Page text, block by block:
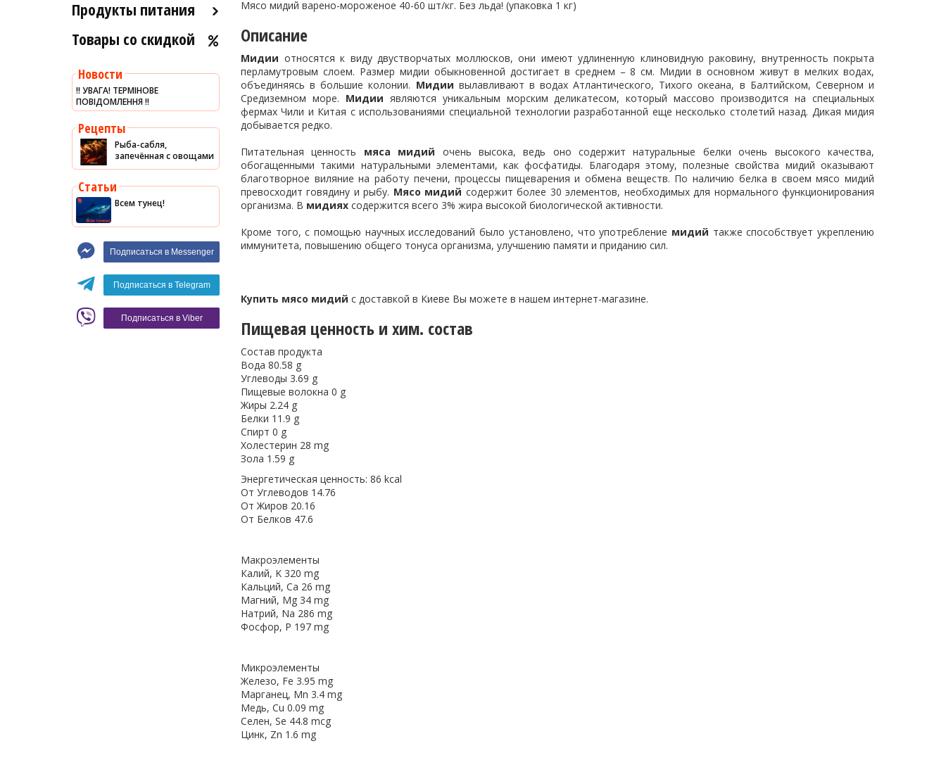
Продукты питания
Оливковое масло
Уксус
Сыры
Соусы
Сладости
Рис
Оливки
Мясные изделия
Вино
Белое вино
Красное вино
Кофе
Blaser
Товары со скидкой
Новости
‼️ УВАГА! ТЕРМІНОВЕ
ПОВІДОМЛЕННЯ ‼️
Рецепты
Рыба-сабля,
запечённая с овощами
Статьи
Всем тунец!
Подписаться в Messenger
Подписаться в Telegram
Подписаться в Viber
Мясо мидий варено-мороженое 40-60 шт/кг. Без льда! (упаковка 1 кг)
Описание
Мидии относятся к виду двустворчатых моллюсков, они имеют удлиненную клиновидную раковину, внутренность покрыта
перламутровым слоем. Размер мидии обыкновенной достигает в среднем – 8 см. Мидии в основном живут в мелких водах,
объединяясь в большие колонии. Мидии вылавливают в водах Атлантического, Тихого океана, в Балтийском, Северном и
Средиземном море. Мидии являются уникальным морским деликатесом, который массово производится на специальных
фермах Чили и Китая с использованиями специальной технологии разработанной еще несколько столетий назад. Дикая мидия
добывается редко.
Питательная ценность мяса мидий очень высока, ведь оно содержит натуральные белки очень высокого качества,
обогащенными такими натуральными элементами, как фосфатиды. Благодаря этому, полезные свойства мидий оказывают
благотворное виляние на работу печени, процессы пищеварения и обмена веществ. По наличию белка в своем мясо мидий
превосходит говядину и рыбу. Мясо мидий содержит более 30 элементов, необходимых для нормального функционирования
организма. В мидиях содержится всего 3% жира высокой биологической активности.
Кроме того, с помощью научных исследований было установлено, что употребление мидий также способствует укреплению
иммунитета, повышению общего тонуса организма, улучшению памяти и приданию сил.
Купить мясо мидий с доставкой в Киеве Вы можете в нашем интернет-магазине.
Пищевая ценность и хим. состав
Состав продукта
Вода 80.58 g
Углеводы 3.69 g
Пищевые волокна 0 g
Жиры 2.24 g
Белки 11.9 g
Спирт 0 g
Холестерин 28 mg
Зола 1.59 g
Энергетическая ценность: 86 kcal
От Углеводов 14.76
От Жиров 20.16
От Белков 47.6
Макроэлементы
Калий, K 320 mg
Кальций, Ca 26 mg
Магний, Mg 34 mg
Натрий, Na 286 mg
Фосфор, P 197 mg
Микроэлементы
Железо, Fe 3.95 mg
Марганец, Mn 3.4 mg
Медь, Cu 0.09 mg
Селен, Se 44.8 mcg
Цинк, Zn 1.6 mg